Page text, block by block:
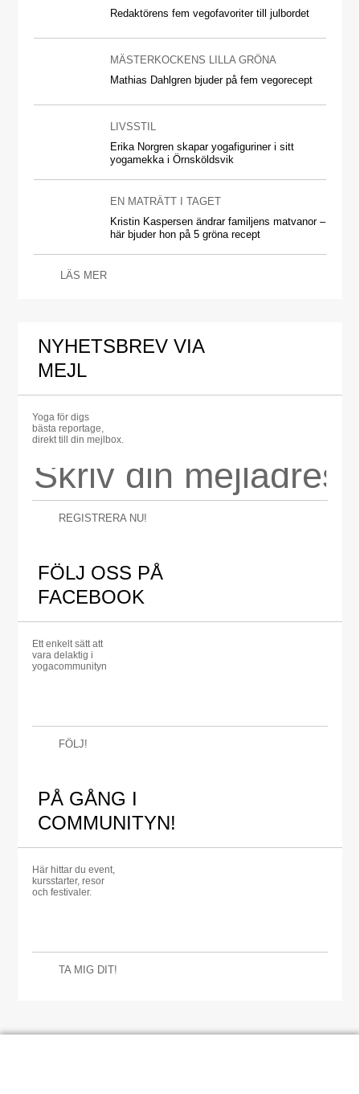
Redaktörens fem vegofavoriter till julbordet
MÄSTERKOCKENS LILLA GRÖNA
Mathias Dahlgren bjuder på fem vegorecept
LIVSSTIL
Erika Norgren skapar yogafiguriner i sitt
yogamekka i Örnsköldsvik
EN MATRÄTT I TAGET
Kristin Kaspersen ändrar familjens matvanor –
här bjuder hon på 5 gröna recept
LÄS MER
NYHETSBREV VIA
MEJL
Yoga för digs
bästa reportage,
direkt till din mejlbox.
REGISTRERA NU!
FÖLJ OSS PÅ
FACEBOOK
Ett enkelt sätt att
vara delaktig i
yogacommunityn
FÖLJ!
PÅ GÅNG I
COMMUNITYN!
Här hittar du event,
kursstarter, resor
och festivaler.
TA MIG DIT!